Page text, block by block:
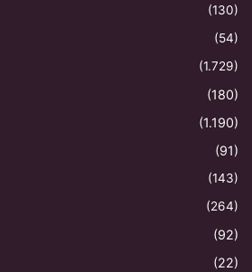
(130)
(54)
(1.729)
(180)
(1.190)
(91)
(143)
(264)
(92)
(22)